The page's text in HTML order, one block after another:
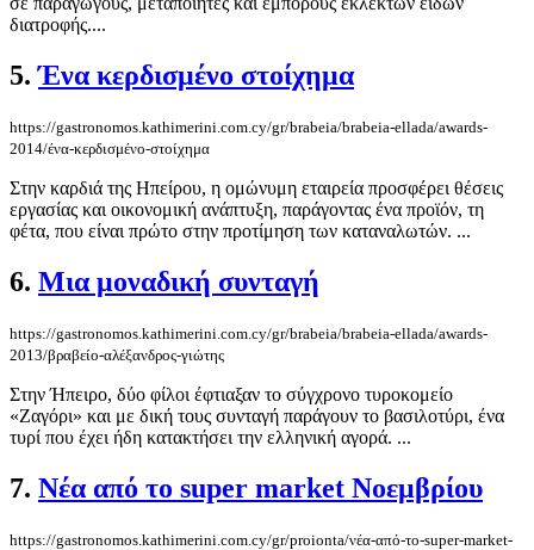
διατροφής....
5.Ένα κερδισμένο στοίχημα
https://gastronomos.kathimerini.com.cy/gr/brabeia/brabeia-ellada/awards-
2014/ένα-κερδισμένο-στοίχημα
Στην καρδιά της Ηπείρου, η ομώνυμη εταιρεία προσφέρει θέσεις
εργασίας και οικονομική ανάπτυξη, παράγοντας ένα προϊόν, τη
φέτα, που είναι πρώτο στην προτίμηση των καταναλωτών. ...
6. Μια μοναδική συνταγή
https://gastronomos.kathimerini.com.cy/gr/brabeia/brabeia-ellada/awards-
2013/βραβείο-αλέξανδρος-γιώτης
Στην Ήπειρο, δύο φίλοι έφτιαξαν το σύγχρονο τυροκομείο
«Ζαγόρι» και με δική τους συνταγή παράγουν το βασιλοτύρι, ένα
τυρί που έχει ήδη κατακτήσει την ελληνική αγορά. ...
7. Νέα από το super market Νοεμβρίου
https://gastronomos.kathimerini.com.cy/gr/proionta/νέα-από-το-super-market-